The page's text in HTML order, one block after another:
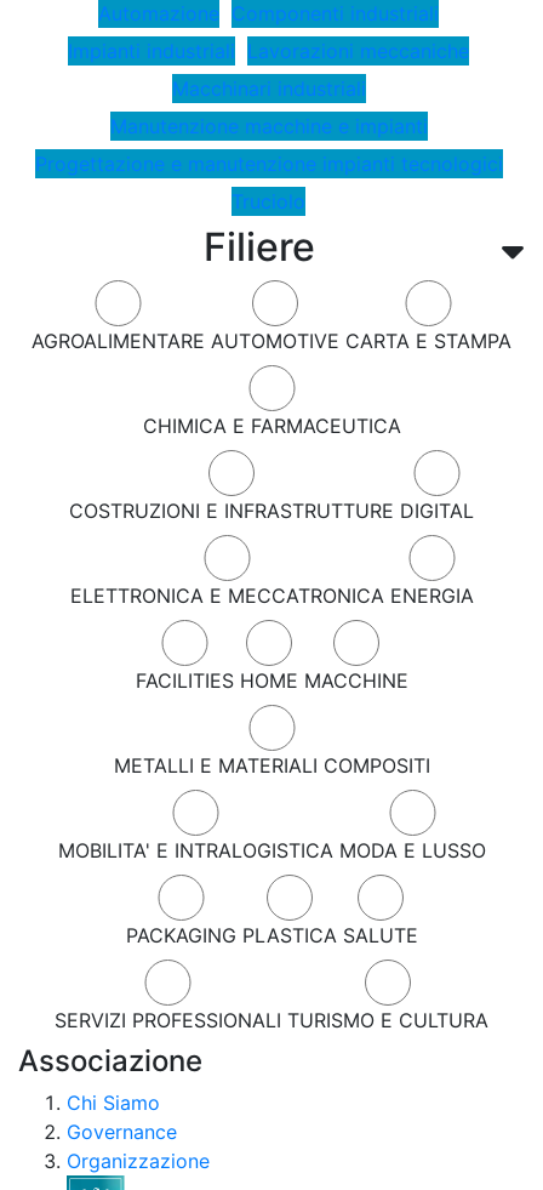
Filiere
AGROALIMENTARE AUTOMOTIVE CARTA E STAMPA
CHIMICA E FARMACEUTICA
COSTRUZIONI E INFRASTRUTTURE DIGITAL
ELETTRONICA E MECCATRONICA ENERGIA
FACILITIES HOME MACCHINE
METALLI E MATERIALI COMPOSITI
MOBILITA' E INTRALOGISTICA MODA E LUSSO
PACKAGING PLASTICA SALUTE
SERVIZI PROFESSIONALI TURISMO E CULTURA
Automazione Componenti industriali
Impianti industriali Lavorazioni meccaniche
Macchinari industriali
Manutenzione macchine e impianti
Progettazione e manutenzione impianti tecnologici
Truciolo
Associazione
Chi Siamo
Governance
Organizzazione